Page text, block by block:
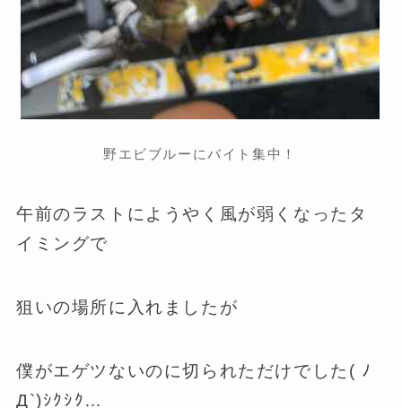
野エビブルーにバイト集中！
午前のラストにようやく風が弱くなったタ
イミングで
狙いの場所に入れましたが
僕がエゲツないのに切られただけでした( ﾉ
Д`)ｼｸｼｸ…